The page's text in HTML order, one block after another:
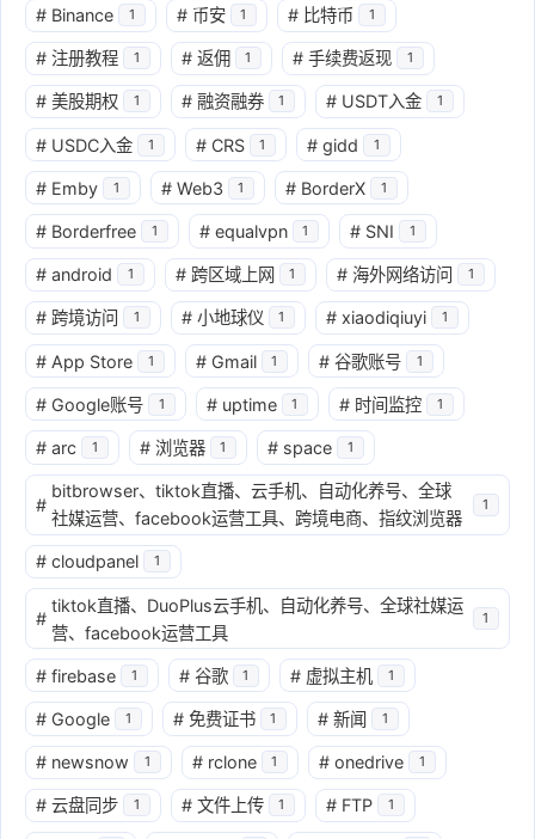
# Binance 1 # 币安 1 # 比特币 1
# 注册教程 1 # 返佣 1 # 手续费返现 1
# 美股期权 1 # 融资融券 1 # USDT入金 1
# USDC入金 1 # CRS 1 # gidd 1
# Emby 1 # Web3 1 # BorderX 1
# Borderfree 1 # equalvpn 1 # SNI 1
# android 1 # 跨区域上网 1 # 海外网络访问 1
# 跨境访问 1 # 小地球仪 1 # xiaodiqiuyi 1
# App Store 1 # Gmail 1 # 谷歌账号 1
# Google账号 1 # uptime 1 # 时间监控 1
# arc 1 # 浏览器 1 # space 1
#
bitbrowser、tiktok直播、云手机、自动化养号、全球
社媒运营、facebook运营工具、跨境电商、指纹浏览器
1
# cloudpanel 1
#
tiktok直播、DuoPlus云手机、自动化养号、全球社媒运
营、facebook运营工具
1
# firebase 1 # 谷歌 1 # 虚拟主机 1
# Google 1 # 免费证书 1 # 新闻 1
# newsnow 1 # rclone 1 # onedrive 1
# 云盘同步 1 # 文件上传 1 # FTP 1